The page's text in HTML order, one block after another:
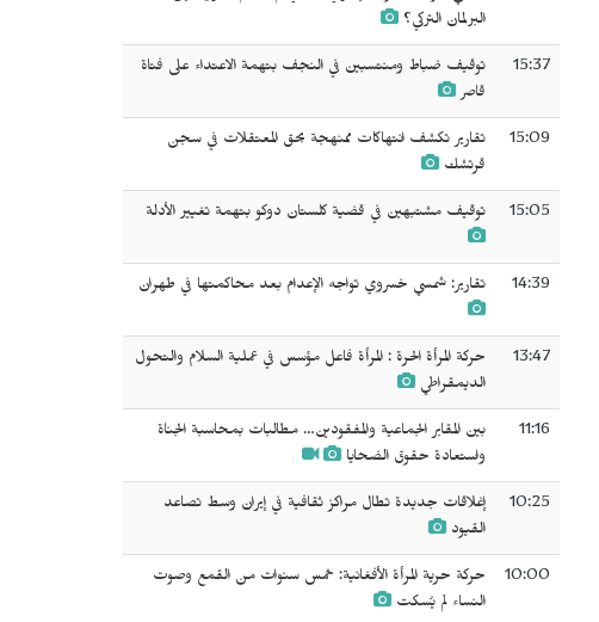
البرلمان التركي؟
15:37
توقيف ضباط ومنتسبين في النجف بتهمة الاعتداء على فتاة
قاصر
15:09
تقارير تكشف انتهاكات ممنهجة بحق المعتقلات في سجن
قرتشك
15:05 توقيف مشتبهين في قضية كلستان دوكو بتهمة تغيير الأدلة
14:39 تقارير: شمسي خسروي تواجه الإعدام بعد محاكمتها في طهران
13:47
حركة المرأة الحرة : المرأة فاعل مؤسس في عملية السلام والتحول
الديمقراطي
11:16
بين المقابر الجماعية والمفقودين… مطالبات بمحاسبة الجناة
واستعادة حقوق الضحايا
10:25
إغلاقات جديدة تطال مراكز ثقافية في إيران وسط تصاعد
القيود
10:00
حركة حرية المرأة الأفغانية: خمس سنوات من القمع وصوت
النساء لم يُسكت